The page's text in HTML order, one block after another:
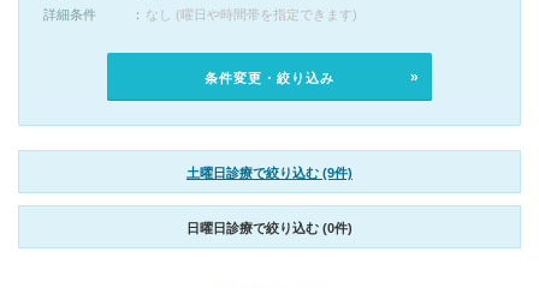
詳細条件
なし (曜日や時間帯を指定できます)
条件変更・絞り込み
土曜日診療で絞り込む (9件)
日曜日診療で絞り込む (0件)